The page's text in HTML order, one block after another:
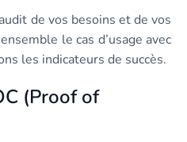
de vos besoins et de vos
le cas d’usage avec
les indicateurs de succès.
(Proof of